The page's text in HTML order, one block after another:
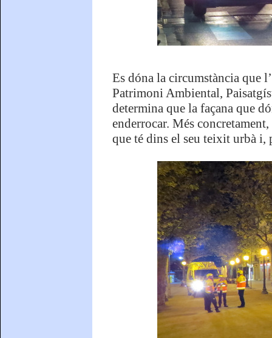
Es dóna la circumstància que
Patrimoni Ambiental,
determina que la façana que
enderrocar. Més
que té dins el seu teixit urbà i,